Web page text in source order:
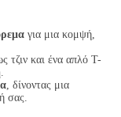
για μια κομψή,
τζιν και ένα απλό T-
.
, δίνοντας μια
σας.